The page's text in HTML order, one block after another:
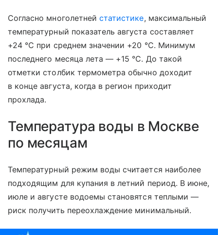
Согласно многолетнейстатистике, максимальный
температурный показатель августа составляет
+24 °C при среднем значении +20 °C. Минимум
последнего месяца лета — +15 °C. До такой
отметки столбик термометра обычно доходит
в конце августа, когда в регион приходит
прохлада.
Температура воды в Москве
по месяцам
Температурный режим воды считается наиболее
подходящим для купания в летний период. В июне,
июле и августе водоемы становятся теплыми —
риск получить переохлаждение минимальный.